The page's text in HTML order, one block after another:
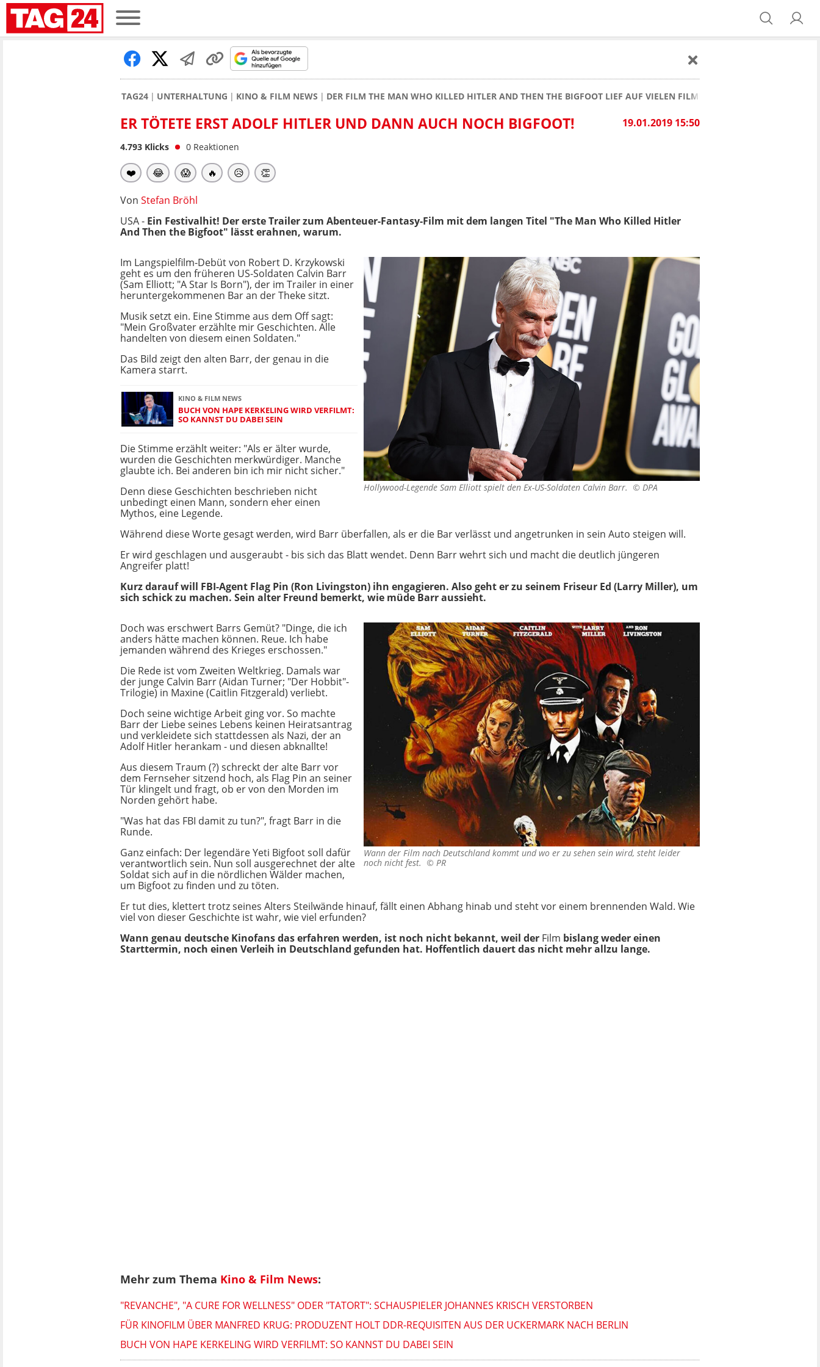
TAG24 UNTERHALTUNG KINO & FILM NEWS DER FILM THE MAN WHO KILLED HITLER AND THEN THE BIGFOOT LIEF AUF VIELEN FILMFESTIVALS
19.01.2019 15:50
ER TÖTETE ERST ADOLF HITLER UND DANN AUCH NOCH BIGFOOT!
4.793 Klicks 0 Reaktionen
❤️ 😂 😱 🔥 😥 👏
Von Stefan Bröhl
USA - Ein Festivalhit! Der erste Trailer zum Abenteuer-Fantasy-Film mit dem langen Titel "The Man Who Killed Hitler
And Then the Bigfoot" lässt erahnen, warum.
Hollywood-Legende Sam Elliott spielt den Ex-US-Soldaten Calvin Barr. © DPA
Im Langspielfilm-Debüt von Robert D. Krzykowski
geht es um den früheren US-Soldaten Calvin Barr
(Sam Elliott; "A Star Is Born"), der im Trailer in einer
heruntergekommenen Bar an der Theke sitzt.
Musik setzt ein. Eine Stimme aus dem Off sagt:
"Mein Großvater erzählte mir Geschichten. Alle
handelten von diesem einen Soldaten."
Das Bild zeigt den alten Barr, der genau in die
Kamera starrt.
KINO & FILM NEWS
BUCH VON HAPE KERKELING WIRD VERFILMT:
SO KANNST DU DABEI SEIN
Die Stimme erzählt weiter: "Als er älter wurde,
wurden die Geschichten merkwürdiger. Manche
glaubte ich. Bei anderen bin ich mir nicht sicher."
Denn diese Geschichten beschrieben nicht
unbedingt einen Mann, sondern eher einen
Mythos, eine Legende.
Während diese Worte gesagt werden, wird Barr überfallen, als er die Bar verlässt und angetrunken in sein Auto steigen will.
Er wird geschlagen und ausgeraubt - bis sich das Blatt wendet. Denn Barr wehrt sich und macht die deutlich jüngeren
Angreifer platt!
Kurz darauf will FBI-Agent Flag Pin (Ron Livingston) ihn engagieren. Also geht er zu seinem Friseur Ed (Larry Miller), um
sich schick zu machen. Sein alter Freund bemerkt, wie müde Barr aussieht.
Wann der Film nach Deutschland kommt und wo er zu sehen sein wird, steht leider
noch nicht fest. © PR
Doch was erschwert Barrs Gemüt? "Dinge, die ich
anders hätte machen können. Reue. Ich habe
jemanden während des Krieges erschossen."
Die Rede ist vom Zweiten Weltkrieg. Damals war
der junge Calvin Barr (Aidan Turner; "Der Hobbit"-
Trilogie) in Maxine (Caitlin Fitzgerald) verliebt.
Doch seine wichtige Arbeit ging vor. So machte
Barr der Liebe seines Lebens keinen Heiratsantrag
und verkleidete sich stattdessen als Nazi, der an
Adolf Hitler herankam - und diesen abknallte!
Aus diesem Traum (?) schreckt der alte Barr vor
dem Fernseher sitzend hoch, als Flag Pin an seiner
Tür klingelt und fragt, ob er von den Morden im
Norden gehört habe.
"Was hat das FBI damit zu tun?", fragt Barr in die
Runde.
Ganz einfach: Der legendäre Yeti Bigfoot soll dafür
verantwortlich sein. Nun soll ausgerechnet der alte
Soldat sich auf in die nördlichen Wälder machen,
um Bigfoot zu finden und zu töten.
Er tut dies, klettert trotz seines Alters Steilwände hinauf, fällt einen Abhang hinab und steht vor einem brennenden Wald. Wie
viel von dieser Geschichte ist wahr, wie viel erfunden?
Wann genau deutsche Kinofans das erfahren werden, ist noch nicht bekannt, weil der Film bislang weder einen
Starttermin, noch einen Verleih in Deutschland gefunden hat. Hoffentlich dauert das nicht mehr allzu lange.
Mehr zum Thema Kino & Film News:
"REVANCHE", "A CURE FOR WELLNESS" ODER "TATORT": SCHAUSPIELER JOHANNES KRISCH VERSTORBEN
FÜR KINOFILM ÜBER MANFRED KRUG: PRODUZENT HOLT DDR-REQUISITEN AUS DER UCKERMARK NACH BERLIN
BUCH VON HAPE KERKELING WIRD VERFILMT: SO KANNST DU DABEI SEIN